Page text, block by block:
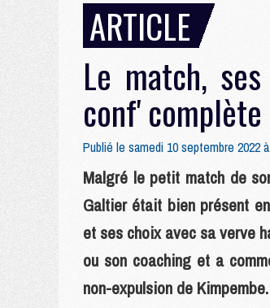
ARTICLE
Le match,
conf'
Publié le samedi 10 septembre 2022
Malgré le petit match de
Galtier était bien présent
et ses choix avec sa verve
ou son coaching et a
non-expulsion de